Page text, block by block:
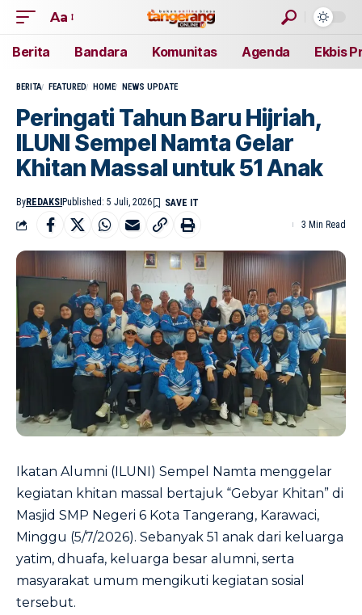
Aa
Berita Bandara Komunitas Agenda Ekbis
BERITA FEATURED HOME NEWS UPDATE
Peringati Tahun Baru Hijriah,
ILUNI Sempel Namta Gelar
Khitan Massal untuk 51 Anak
ByREDAKSI Published: 5 Juli, 2026
3 Min Read
Ikatan Alumni (ILUNI) Sempel Namta menggelar
kegiatan khitan massal bertajuk “Gebyar Khitan” di
Masjid SMP Negeri 6 Kota Tangerang, Karawaci,
Minggu (5/7/2026). Sebanyak 51 anak dari keluarga
yatim, dhuafa, keluarga besar alumni, serta
masyarakat umum mengikuti kegiatan sosial
tersebut.